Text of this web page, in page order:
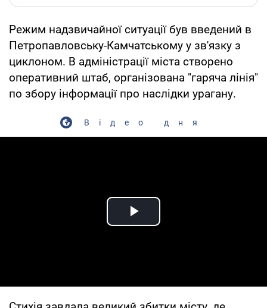
Режим надзвичайної ситуації був введений в
Петропавловську-Камчатському у зв'язку з
циклоном. В адміністрації міста створено
оперативний штаб, організована "гаряча лінія"
по збору інформації про наслідки урагану.
Відео дня
Play Video